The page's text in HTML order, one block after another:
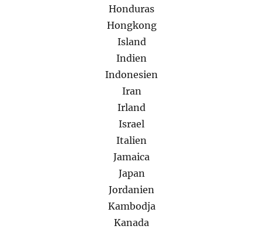
Honduras
Hongkong
Island
Indien
Indonesien
Iran
Irland
Israel
Italien
Jamaica
Japan
Jordanien
Kambodja
Kanada